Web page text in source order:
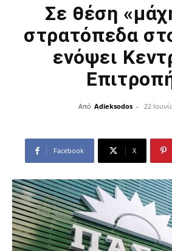
Σε θέση
στρατόπεδα
ενόψει
Από Adieksodos - 22
Facebook X